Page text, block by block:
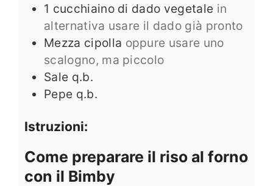
1 cucchiaino di dado vegetale in
alternativa usare il dado già pronto
Mezza cipolla oppure usare uno
scalogno, ma piccolo
Sale q.b.
Pepe q.b.
Istruzioni:
Come preparare il riso al forno
con il Bimby